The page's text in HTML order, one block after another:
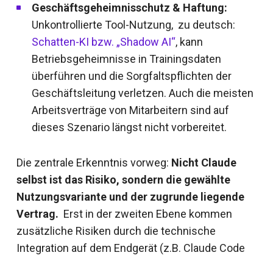
Geschäftsgeheimnisschutz & Haftung:
Unkontrollierte Tool-Nutzung, zu deutsch:
Schatten-KI bzw. „Shadow AI“, kann
Betriebsgeheimnisse in Trainingsdaten
überführen und die Sorgfaltspflichten der
Geschäftsleitung verletzen. Auch die meisten
Arbeitsverträge von Mitarbeitern sind auf
dieses Szenario längst nicht vorbereitet.
Die zentrale Erkenntnis vorweg: Nicht Claude
selbst ist das Risiko, sondern die gewählte
Nutzungsvariante und der zugrunde liegende
Vertrag. Erst in der zweiten Ebene kommen
zusätzliche Risiken durch die technische
Integration auf dem Endgerät (z.B. Claude Code